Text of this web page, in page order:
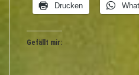
Drucken
Gefällt mir: